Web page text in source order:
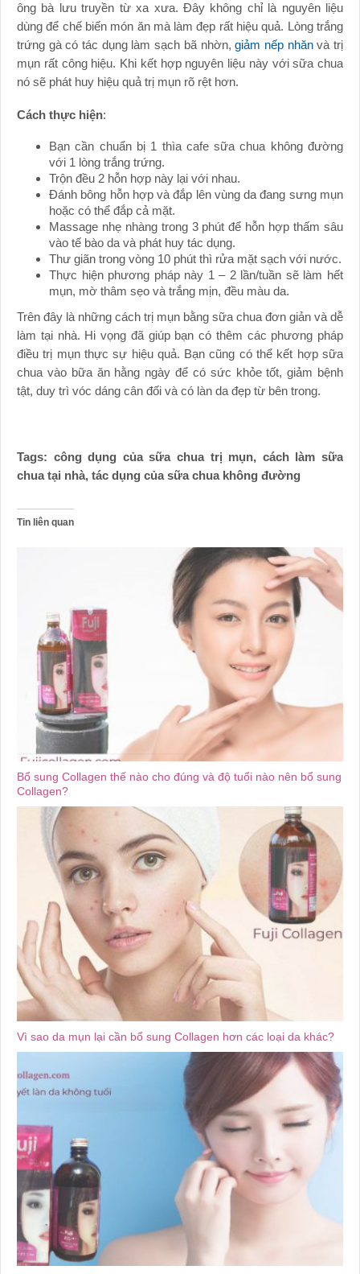
ông bà lưu truyền từ xa xưa. Đây không chỉ là nguyên liệu
dùng để chế biến món ăn mà làm đẹp rất hiệu quả. Lòng trắng
trứng gà có tác dụng làm sạch bã nhờn,giảm nếp nhănvà trị
mụn rất công hiệu. Khi kết hợp nguyên liệu này với sữa chua
nó sẽ phát huy hiệu quả trị mụn rõ rệt hơn.
Cách thực hiện:
Bạn cần chuẩn bị 1 thìa cafe sữa chua không đường
với 1 lòng trắng trứng.
Trộn đều 2 hỗn hợp này lại với nhau.
Đánh bông hỗn hợp và đắp lên vùng da đang sưng mụn
hoặc có thể đắp cả mặt.
Massage nhẹ nhàng trong 3 phút để hỗn hợp thấm sâu
vào tế bào da và phát huy tác dụng.
Thư giãn trong vòng 10 phút thì rửa mặt sạch với nước.
Thực hiện phương pháp này 1 – 2 lần/tuần sẽ làm hết
mụn, mờ thâm sẹo và trắng mịn, đều màu da.
Trên đây là những cách trị mụn bằng sữa chua đơn giản và dễ
làm tại nhà. Hi vọng đã giúp bạn có thêm các phương pháp
điều trị mụn thực sự hiệu quả. Bạn cũng có thể kết hợp sữa
chua vào bữa ăn hằng ngày để có sức khỏe tốt, giảm bệnh
tật, duy trì vóc dáng cân đối và có làn da đẹp từ bên trong.
Tags: công dụng của sữa chua trị mụn, cách làm sữa
chua tại nhà, tác dụng của sữa chua không đường
Tin liên quan
Bổ sung Collagen thế nào cho đúng và độ tuổi nào nên bổ sung
Collagen?
Vì sao da mụn lại cần bổ sung Collagen hơn các loại da khác?